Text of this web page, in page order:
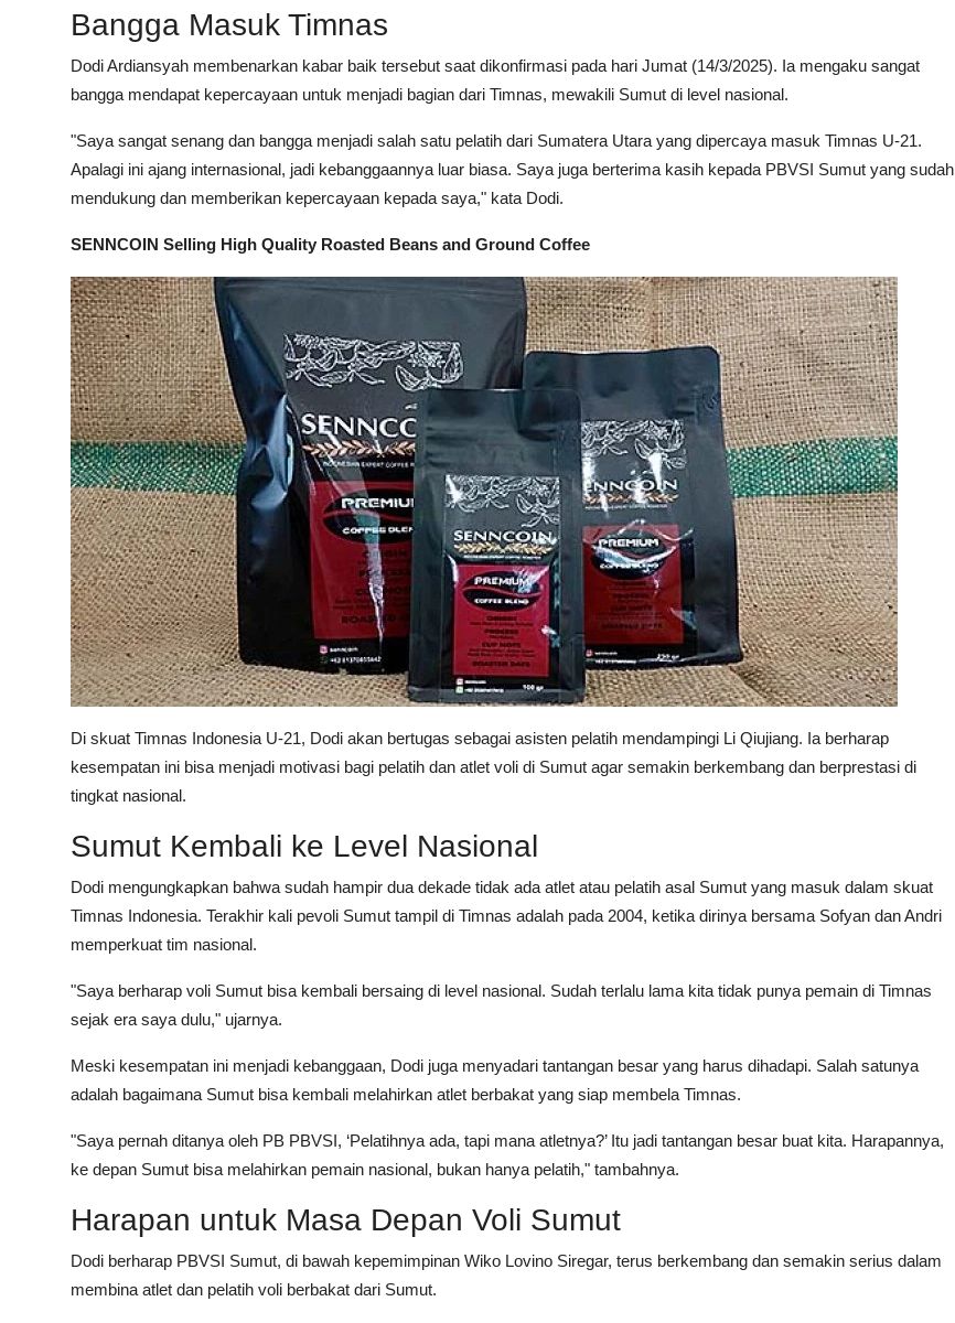
Bangga Masuk Timnas
Dodi Ardiansyah membenarkan kabar baik tersebut saat dikonfirmasi pada hari Jumat (14/3/2025). Ia mengaku sangat
bangga mendapat kepercayaan untuk menjadi bagian dari Timnas, mewakili Sumut di level nasional.
"Saya sangat senang dan bangga menjadi salah satu pelatih dari Sumatera Utara yang dipercaya masuk Timnas U-21.
Apalagi ini ajang internasional, jadi kebanggaannya luar biasa. Saya juga berterima kasih kepada PBVSI Sumut yang sudah
mendukung dan memberikan kepercayaan kepada saya," kata Dodi.
SENNCOIN Selling High Quality Roasted Beans and Ground Coffee
Di skuat Timnas Indonesia U-21, Dodi akan bertugas sebagai asisten pelatih mendampingi Li Qiujiang. Ia berharap
kesempatan ini bisa menjadi motivasi bagi pelatih dan atlet voli di Sumut agar semakin berkembang dan berprestasi di
tingkat nasional.
Sumut Kembali ke Level Nasional
Dodi mengungkapkan bahwa sudah hampir dua dekade tidak ada atlet atau pelatih asal Sumut yang masuk dalam skuat
Timnas Indonesia. Terakhir kali pevoli Sumut tampil di Timnas adalah pada 2004, ketika dirinya bersama Sofyan dan Andri
memperkuat tim nasional.
"Saya berharap voli Sumut bisa kembali bersaing di level nasional. Sudah terlalu lama kita tidak punya pemain di Timnas
sejak era saya dulu," ujarnya.
Meski kesempatan ini menjadi kebanggaan, Dodi juga menyadari tantangan besar yang harus dihadapi. Salah satunya
adalah bagaimana Sumut bisa kembali melahirkan atlet berbakat yang siap membela Timnas.
"Saya pernah ditanya oleh PB PBVSI, ‘Pelatihnya ada, tapi mana atletnya?’ Itu jadi tantangan besar buat kita. Harapannya,
ke depan Sumut bisa melahirkan pemain nasional, bukan hanya pelatih," tambahnya.
Harapan untuk Masa Depan Voli Sumut
Dodi berharap PBVSI Sumut, di bawah kepemimpinan Wiko Lovino Siregar, terus berkembang dan semakin serius dalam
membina atlet dan pelatih voli berbakat dari Sumut.